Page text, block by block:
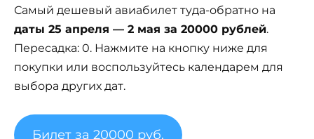
Самый дешевый авиабилет туда-обратно на
даты 25 апреля — 2 мая за 20000 рублей.
Пересадка: 0. Нажмите на кнопку ниже для
покупки или воспользуйтесь календарем для
выбора других дат.
Билет за 20000 руб.